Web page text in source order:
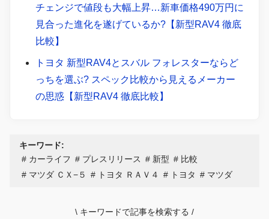
チェンジで値段も大幅上昇…新車価格490万円に
見合った進化を遂げているか?【新型RAV4 徹底
比較】
トヨタ 新型RAV4とスバル フォレスターならど
っちを選ぶ? スペック比較から見えるメーカー
の思惑【新型RAV4 徹底比較】
キーワード:
カーライフ
プレスリリース 新型
比較
マツダ ＣＸ−５
トヨタ ＲＡＶ４ トヨタ マツダ
\ キーワードで記事を検索する /